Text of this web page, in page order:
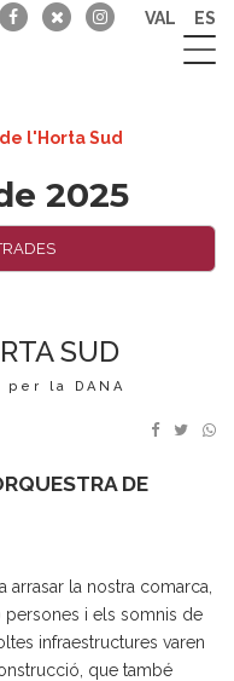
ES
VAL
l'Horta Sud
2025
SUD
la DANA
DE
arrasar la nostra comarca,
i els somnis de
infraestructures varen
que també